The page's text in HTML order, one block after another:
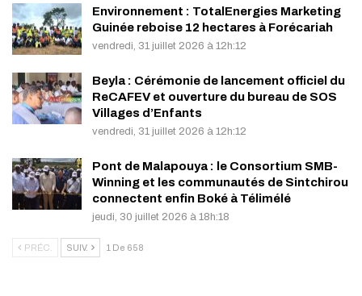
Environnement : TotalEnergies Marketing
Guinée reboise 12 hectares à Forécariah
vendredi, 31 juillet 2026 à 12h:12
Beyla : Cérémonie de lancement officiel du
ReCAFEV et ouverture du bureau de SOS
Villages d’Enfants
vendredi, 31 juillet 2026 à 12h:12
Pont de Malapouya : le Consortium SMB-
Winning et les communautés de Sintchirou
connectent enfin Boké à Télimélé
jeudi, 30 juillet 2026 à 18h:18
PRÉC. SUIV. 1 De 658